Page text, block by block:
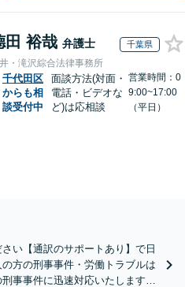
田 裕哉 弁護士 千葉県
・滝沢綜合法律事務所
千代田区
からも相
談受付中
面談方法(対面・
電話・ビデオな
ど)は応相談
営業時間：0
9:00~17:00
（平日）
い【通訳のサポートあり】で日
方の刑事事件・労働トラブルは
事事件に迅速対応いたします。